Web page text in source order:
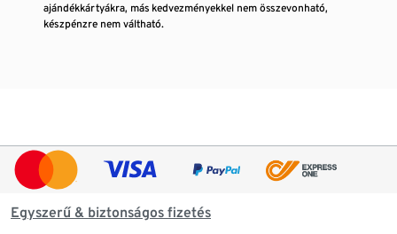
ajándékkártyákra, más kedvezményekkel nem összevonható,
készpénzre nem váltható.
Egyszerű & biztonságos fizetés